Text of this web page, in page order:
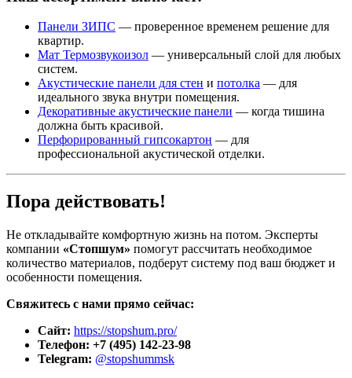
Панели ЗИПС — проверенное временем решение для
квартир.
Мат Термозвукоизол — универсальный слой для любых
систем.
Акустические панели для стен и потолка — для
идеального звука внутри помещения.
Декоративные акустические панели — когда тишина
должна быть красивой.
Перфорированный гипсокартон — для
профессиональной акустической отделки.
Пора действовать!
Не откладывайте комфортную жизнь на потом. Эксперты
компании «Стопшум» помогут рассчитать необходимое
количество материалов, подберут систему под ваш бюджет и
особенности помещения.
Свяжитесь с нами прямо сейчас:
Сайт: https://stopshum.pro/
Телефон: +7 (495) 142-23-98
Telegram: @stopshummsk